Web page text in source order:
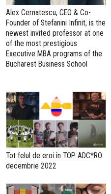
Alex Cernatescu, CEO & Co-
Founder of Stefanini Infinit, is the
newest invited professor at one
of the most prestigious
Executive MBA programs of the
Bucharest Business School
Tot felul de eroi în TOP ADC*RO
decembrie 2022